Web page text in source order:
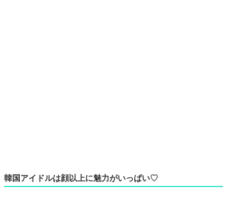
韓国アイドルは顔以上に魅力がいっぱい♡